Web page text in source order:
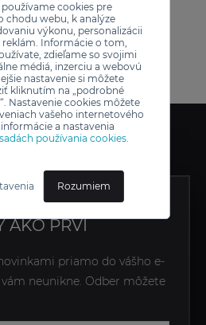
používame cookies pre
chodu webu, k analýze
výkonu, personalizácii
reklám. Informácie o tom,
zdieľame so svojimi
médiá, inzerciu a webovú
nastavenie si môžete
kliknutím na „podrobné
Nastavenie cookies môžete
vašeho internetového
a nastavenia
používania cookies.
Rozumiem
EXKLUZÍVNE
AKO PRVÍ
priamo do vášho e-
neunikne. Odber môžete